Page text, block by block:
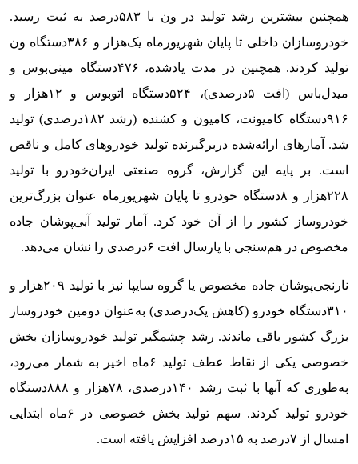
همچنین بیشترین رشد تولید در ون با ۵۸۳‌درصد به ثبت رسید.
خودروسازان داخلی تا پایان شهریورماه یک‌هزار و ۳۸۶دستگاه ون
تولید کردند. همچنین در مدت یادشده، ۴۷۶دستگاه مینی‌‌‌بوس و
میدل‌‌‌باس (افت ۵درصدی)، ۵۲۴دستگاه اتوبوس و ۱۲‌هزار و
۹۱۶دستگاه کامیونت، کامیون و کشنده (رشد ۱۸۲درصدی) تولید
شد. آمارهای ارائه‌شده دربرگیرنده تولید خودروهای کامل و ناقص
است. بر پایه این گزارش، گروه صنعتی ایران‌‌‌خودرو با تولید
۲۲۸‌هزار و ۸دستگاه خودرو تا پایان شهریورماه عنوان بزرگ‌ترین
خودروساز کشور را از آن خود کرد. آمار تولید آبی‌‌‌پوشان جاده
مخصوص در هم‌‌‌سنجی با پارسال افت ۶درصدی را نشان می‌دهد.
نارنجی‌‌‌پوشان جاده مخصوص یا گروه سایپا نیز با تولید ۲۰۹‌هزار و
۳۱۰دستگاه خودرو (کاهش یک‌درصدی) به‌عنوان دومین خودروساز
بزرگ کشور باقی ماندند. رشد چشمگیر تولید خودروسازان بخش
خصوصی یکی از نقاط عطف تولید ۶ماه اخیر به شمار می‌رود،
به‌‌‌طوری که آنها با ثبت رشد ۱۴۰درصدی، ۷۸‌هزار و ۸۸۸دستگاه
خودرو تولید کردند. سهم تولید بخش خصوصی در ۶ماه ابتدایی
امسال از ۷درصد به ۱۵‌درصد افزایش یافته است.